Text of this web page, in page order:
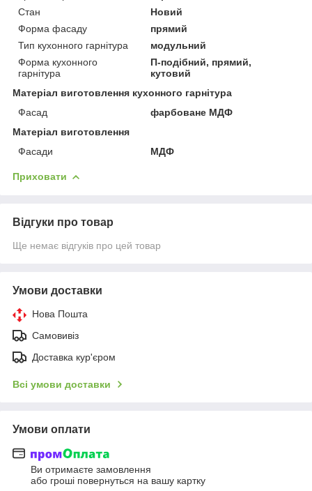
Стан
Новий
Форма фасаду
прямий
Тип кухонного гарнітура
модульний
Форма кухонного
гарнітура
П-подібний, прямий,
кутовий
Матеріал виготовлення кухонного гарнітура
Фасад
фарбоване МДФ
Матеріал виготовлення
Фасади
МДФ
Приховати
Відгуки про товар
Ще немає відгуків про цей товар
Умови доставки
Нова Пошта
Самовивіз
Доставка кур'єром
Всі умови доставки
Умови оплати
Ви отримаєте замовлення
або гроші повернуться на вашу картку